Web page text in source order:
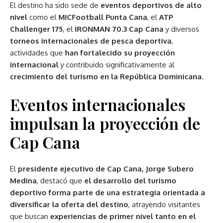
El destino ha sido sede de eventos deportivos de alto
nivel como el MICFootball Punta Cana, elATP
Challenger 175, el IRONMAN 70.3 Cap Cana y diversos
torneos internacionales de pesca deportiva,
actividades que han fortalecido su proyección
internacional y contribuido significativamente al
crecimiento del turismo en la República Dominicana.
Eventos internacionales
impulsan la proyección de
Cap Cana
El presidente ejecutivo de Cap Cana, Jorge Subero
Medina, destacó que el desarrollo del turismo
deportivo forma parte de una estrategia orientada a
diversificar la oferta del destino, atrayendo visitantes
que buscan experiencias de primer nivel tanto en el